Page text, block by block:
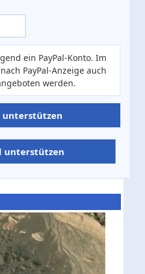
ein PayPal-Konto. Im
PayPal-Anzeige auch
werden.
unterstützen
unterstützen